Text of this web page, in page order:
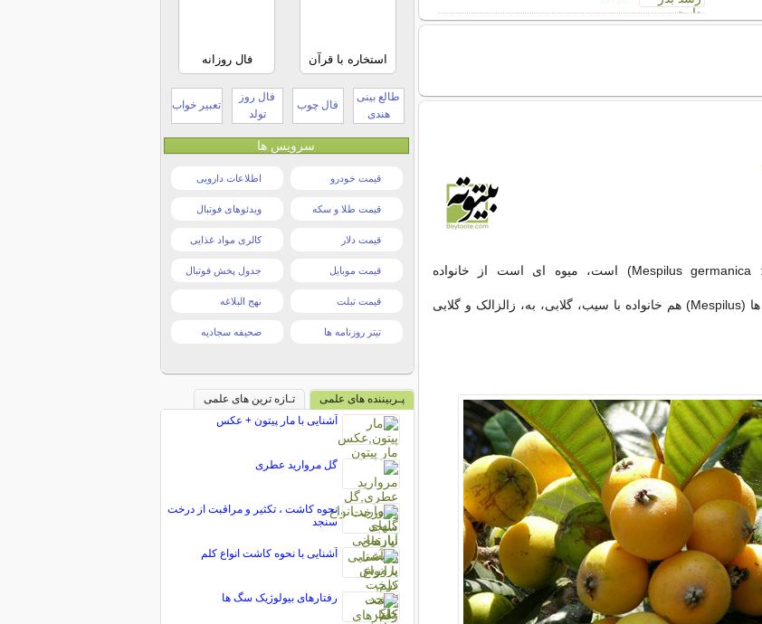
درخت ازگیل (نام علمی: Mespilus germanica) است، میوه ای است از خانواده
گلسرخیان از سرده ازگیل ها (Mespilus) هم خانواده با سیب، گلابی، به، زالزالک و گلابی
استخاره با قرآن فال روزانه
طالع بینی
هندی
فال چوب
فال روز
تولد
تعبیر خواب
سرویس ها
قیمت خودرو اطلاعات دارویی
قیمت طلا و سکه ویدئوهای فوتبال
قیمت دلار کالری مواد غذایی
قیمت موبایل جدول پخش فوتبال
قیمت تبلت نهج البلاغه
تیتر روزنامه ها صحیفه سجادیه
پـربیننده های علمی
تـازه ترین های علمی
آشنایی با مار پیتون + عکس
گل مروارید عطری
نحوه کاشت ، تکثیر و مراقبت از درخت
سنجد
آشنایی با نحوه کاشت انواع کلم
رفتارهای بیولوژیک سگ ها